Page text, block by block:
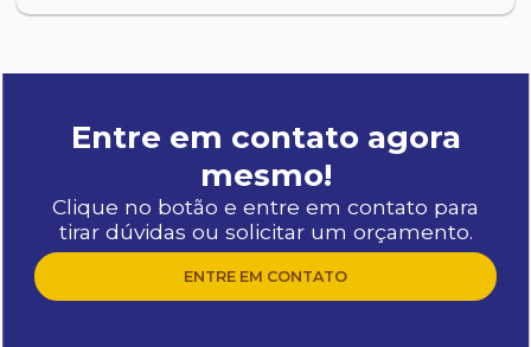
Entre em contato agora
mesmo!
Clique no botão e entre em contato para
tirar dúvidas ou solicitar um orçamento.
ENTRE EM CONTATO